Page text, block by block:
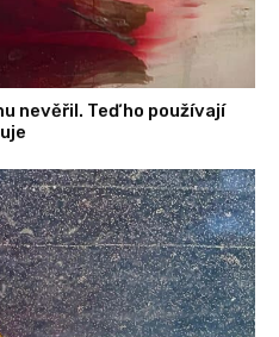
nevěřil. Teď ho používají